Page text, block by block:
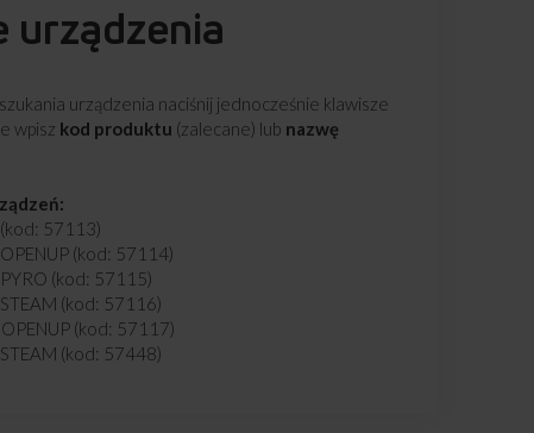
urządzenia
urządzenia naciśnij jednocześnie klawisze
wpisz kod produktu (zalecane) lub nazwę
57113)
(kod: 57114)
(kod: 57115)
(kod: 57116)
(kod: 57117)
(kod: 57448)